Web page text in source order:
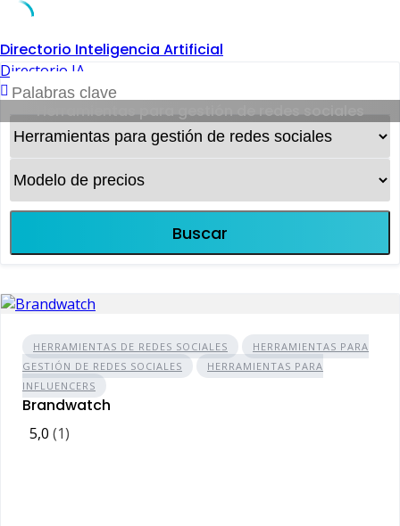
Skip
to
content
Directorio Inteligencia Artificial
Directorio IA
Herramientas para gestión de redes sociales
Buscar
HERRAMIENTAS DE REDES SOCIALES
HERRAMIENTAS PARA
GESTIÓN DE REDES SOCIALES
HERRAMIENTAS PARA
INFLUENCERS
Brandwatch
5,0 (1)